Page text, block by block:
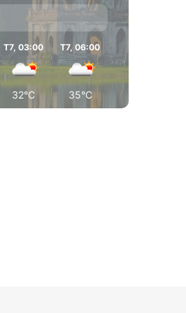
T7, 03:00
32°C
T7, 06:00
35°C